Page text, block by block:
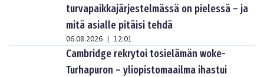
turvapaikkajärjestelmässä on pielessä – ja
mitä asialle pitäisi tehdä
06.08.2026 | 12:01
Cambridge rekrytoi tosielämän woke-
Turhapuron – yliopistomaailma ihastui